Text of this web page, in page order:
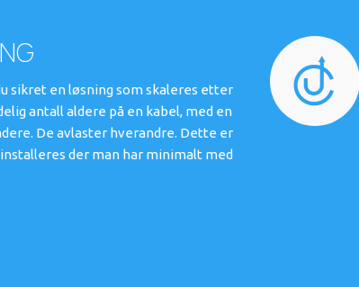
sikret en løsning som skaleres etter
antall aldere på en kabel, med en
De avlaster hverandre. Dette er
der man har minimalt med